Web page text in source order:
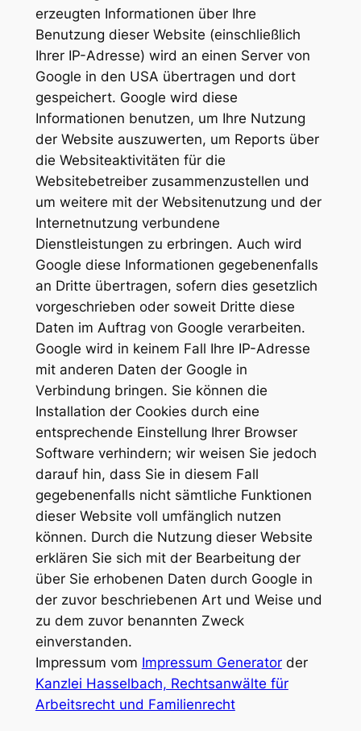
erzeugten Informationen über Ihre
Benutzung dieser Website (einschließlich
Ihrer IP-Adresse) wird an einen Server von
Google in den USA übertragen und dort
gespeichert. Google wird diese
Informationen benutzen, um Ihre Nutzung
der Website auszuwerten, um Reports über
die Websiteaktivitäten für die
Websitebetreiber zusammenzustellen und
um weitere mit der Websitenutzung und der
Internetnutzung verbundene
Dienstleistungen zu erbringen. Auch wird
Google diese Informationen gegebenenfalls
an Dritte übertragen, sofern dies gesetzlich
vorgeschrieben oder soweit Dritte diese
Daten im Auftrag von Google verarbeiten.
Google wird in keinem Fall Ihre IP-Adresse
mit anderen Daten der Google in
Verbindung bringen. Sie können die
Installation der Cookies durch eine
entsprechende Einstellung Ihrer Browser
Software verhindern; wir weisen Sie jedoch
darauf hin, dass Sie in diesem Fall
gegebenenfalls nicht sämtliche Funktionen
dieser Website voll umfänglich nutzen
können. Durch die Nutzung dieser Website
erklären Sie sich mit der Bearbeitung der
über Sie erhobenen Daten durch Google in
der zuvor beschriebenen Art und Weise und
zu dem zuvor benannten Zweck
einverstanden.
Impressum vom Impressum Generatorder
Kanzlei Hasselbach, Rechtsanwälte für
Arbeitsrecht und Familienrecht